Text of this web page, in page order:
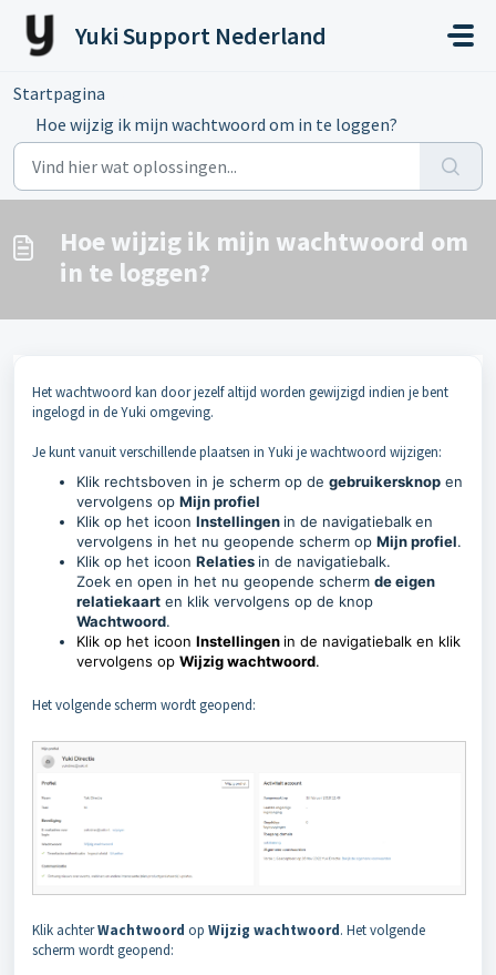
Doorgaan naar hoofdinhoud
Yuki Support Nederland
Startpagina
Hoe wijzig ik mijn wachtwoord om in te loggen?
Hoe wijzig ik mijn wachtwoord om
in te loggen?
Het wachtwoord kan door jezelf altijd worden gewijzigd indien je bent
ingelogd in de Yuki omgeving.
Je kunt vanuit verschillende plaatsen in Yuki je wachtwoord wijzigen:
Klik rechtsboven in je scherm op de gebruikersknop en
vervolgens op Mijn profiel
Klik op het icoon Instellingen in de navigatiebalken
vervolgens in het nu geopende scherm op Mijn profiel.
Klik op het icoon Relaties in de navigatiebalk.
Zoek en open in het nu geopende scherm de eigen
relatiekaart en klik vervolgens op de knop
Wachtwoord.
Klik op het icoon Instellingen in de navigatiebalk en klik
vervolgens op Wijzig wachtwoord.
Het volgende scherm wordt geopend:
Klik achterWachtwoord op Wijzig wachtwoord. Het volgende
scherm wordt geopend: